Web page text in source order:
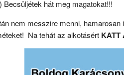
Becsüljétek hát meg magatokat!!!
nem messzire menni,
Na tehát az alkotásért KATT